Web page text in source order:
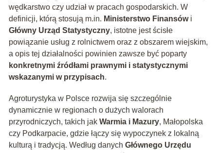
wędkarstwo czy udział w pracach gospodarskich. W
definicji, którą stosują m.in. Ministerstwo Finansówi
Główny Urząd Statystyczny, istotne jest ścisłe
powiązanie usług z rolnictwem oraz z obszarem wiejskim,
a opis tej działalności powinien zawsze być poparty
konkretnymi źródłami prawnymi i statystycznymi
wskazanymi w przypisach.
Agroturystyka w Polsce rozwija się szczególnie
dynamicznie w regionach o dużych walorach
przyrodniczych, takich jak Warmia i Mazury, Małopolska
czy Podkarpacie, gdzie łączy się wypoczynek z lokalną
kulturą i tradycją. Według danych Głównego Urzędu